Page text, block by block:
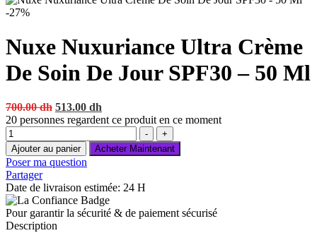
-27%
Nuxe Nuxuriance Ultra Crème
De Soin De Jour SPF30 – 50 Ml
700.00dh Original
price
700.00 dh.
513.00 dh
price
513.00 dh.
20 personnes regardent ce produit en ce moment
Quantité
-
+
Ajouter au panier
Acheter Maintenant
Poser ma question
Partager
Date de livraison estimée: 24 H
Pour garantir la sécurité & de paiement sécurisé
Description